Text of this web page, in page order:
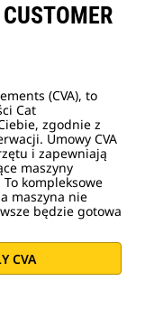
(CVA), to
Cat
zgodnie z
Umowy CVA
i zapewniają
maszyny
kompleksowe
maszyna nie
będzie gotowa
CVA